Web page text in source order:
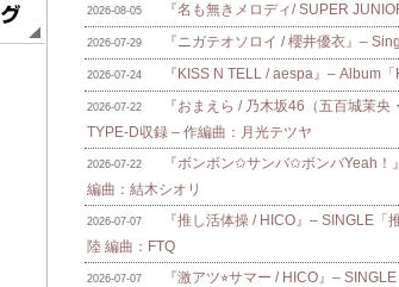
2026-08-05 『名も無きメロディ/ SUPER
2026-07-29 『ニガテオソロイ / 櫻井優衣』–
2026-07-24 『KISS N TELL / aespa』– Album
2026-07-22
『おまえら / 乃木坂46（五百城茉
TYPE-D収録 – 作編曲：月光テツヤ
2026-07-22
『ボンボン✩サンバ✩ボンバYeah！
編曲：結木シオリ
2026-07-07
『推し活体操 / HICO』– SINGLE
陸 編曲：FTQ
2026-07-07
『激アツ⭐︎サマー / HICO』–